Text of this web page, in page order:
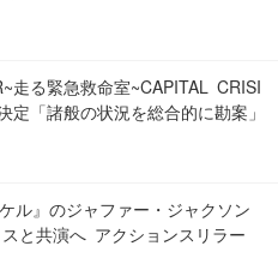
走る緊急救命室~CAPITAL CRISI
定「諸般の状況を総合的に勘案」
ル』のジャファー・ジャクソン
と共演へ アクションスリラー